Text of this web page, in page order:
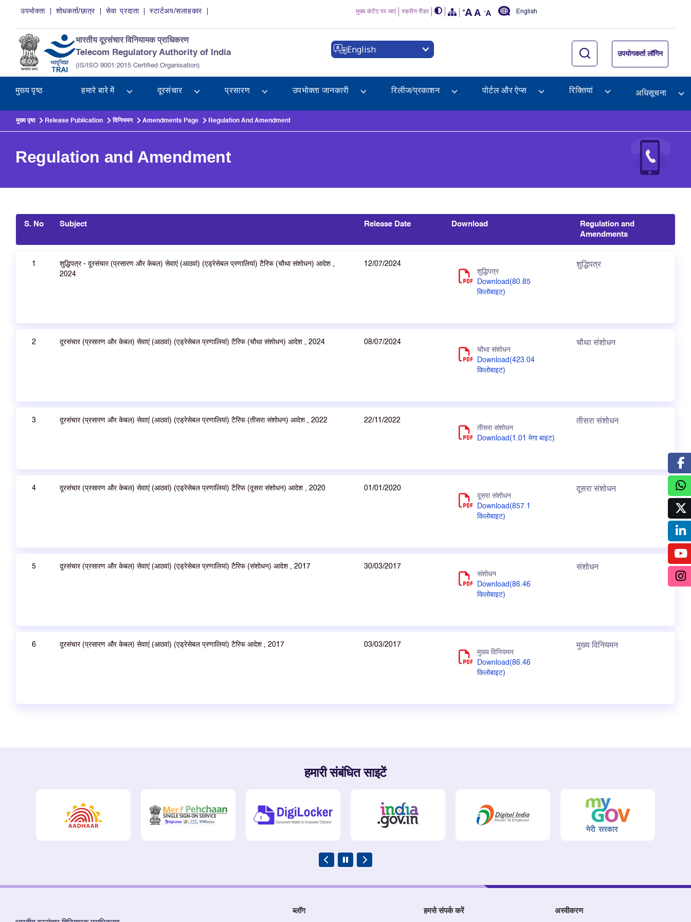
Skip to main content
उपभोक्ता शोधकर्ता/छात्र सेवा प्रदाता स्टार्टअप/सलाहकार मुख्य कंटेंट पर जाएं स्क्रीन रीडर English
भारतीय दूरसंचार विनियामक प्राधिकरण
Telecom Regulatory Authority of India
(IS/ISO 9001:2015 Certified Organisation)
English उपयोगकर्ता लॉगिन
मुख्य पृष्ठ हमारे बारे में दूरसंचार प्रसारण उपभोक्ता जानकारी रिलीज/प्रकाशन पोर्टल और ऐप्स रिक्तियां अधिसूचना
मुख्य पृष्ठ Release Publication विनियमन Amendments Page Regulation And Amendment
Regulation and Amendment
S. No Subject Release Date Download
Regulation and
Amendments
1
शुद्धिपत्र - दूरसंचार (प्रसारण और केबल) सेवाएं (आठवां) (एड्रेसेबल प्रणालियां) टैरिफ (चौथा संशोधन) आदेश ,
2024
12/07/2024
शुद्धिपत्र
Download(80.85
किलोबाइट)
शुद्धिपत्र
2 दूरसंचार (प्रसारण और केबल) सेवाएं (आठवां) (एड्रेसेबल प्रणालियां) टैरिफ (चौथा संशोधन) आदेश , 2024
08/07/2024
चौथा संशोधन
Download(423.04
किलोबाइट)
चौथा संशोधन
3 दूरसंचार (प्रसारण और केबल) सेवाएं (आठवां) (एड्रेसेबल प्रणालियां) टैरिफ (तीसरा संशोधन) आदेश , 2022
22/11/2022
तीसरा संशोधन
Download(1.01 मेगा बाइट)
तीसरा संशोधन
4 दूरसंचार (प्रसारण और केबल) सेवाएं (आठवां) (एड्रेसेबल प्रणालियां) टैरिफ (दूसरा संशोधन) आदेश , 2020
01/01/2020
दूसरा संशोधन
Download(857.1
किलोबाइट)
दूसरा संशोधन
5 दूरसंचार (प्रसारण और केबल) सेवाएं (आठवां) (एड्रेसेबल प्रणालियां) टैरिफ (संशोधन) आदेश , 2017
30/03/2017
संशोधन
Download(86.46
किलोबाइट)
संशोधन
6 दूरसंचार (प्रसारण और केबल) सेवाएं (आठवां) (एड्रेसेबल प्रणालियां) टैरिफ आदेश , 2017
03/03/2017
मुख्य विनियमन
Download(86.46
किलोबाइट)
मुख्य विनियमन
हमारी संबंधित साइटें
ब्लॉग हमसे संपर्क करें अस्वीकरण